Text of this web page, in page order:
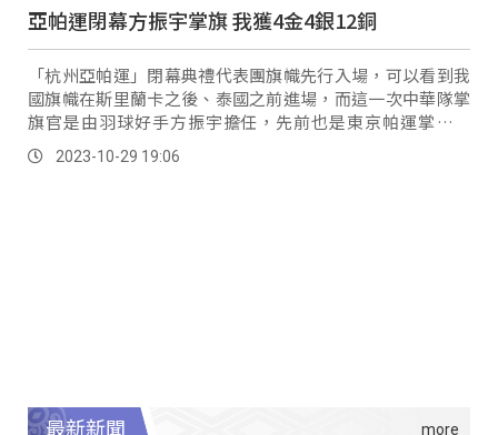
亞帕運閉幕方振宇掌旗 我獲4金4銀12銅
「杭州亞帕運」閉幕典禮代表團旗幟先行入場，可以看到我
國旗幟在斯里蘭卡之後、泰國之前進場，而這一次中華隊掌
旗官是由羽球好手方振宇擔任，先前也是東京帕運掌旗的
他，本屆帕運實現夢想為我國摘下2銅的佳績，而在代表團旗
幟紛紛進場之後，運動員代表也來到了場中，中華健兒在這
2023-10-29 19:06
最新新聞